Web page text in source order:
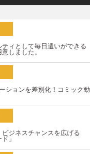
ィとして毎日遣いができる
しました。
ションを差別化！コミック動
ジネスチャンスを広げる
」